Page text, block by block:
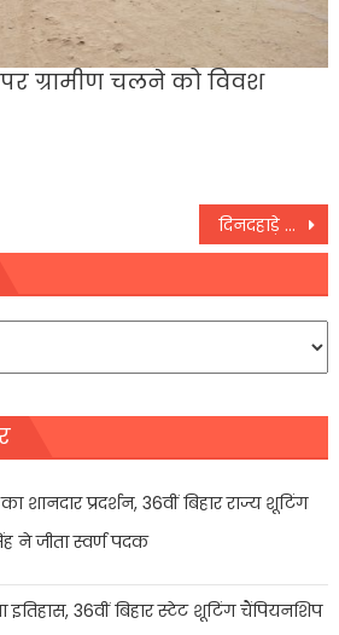
पर ग्रामीण चलने को विवश
दिनदहाड़े ढाई लाखकी लूट
शानदार प्रदर्शन, 36वीं बिहार राज्य शूटिंग
ने जीता स्वर्ण पदक
इतिहास, 36वीं बिहार स्टेट शूटिंग चैंपियनशिप